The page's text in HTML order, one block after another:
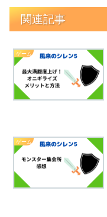
関連記事
ゲーム
ゲーム